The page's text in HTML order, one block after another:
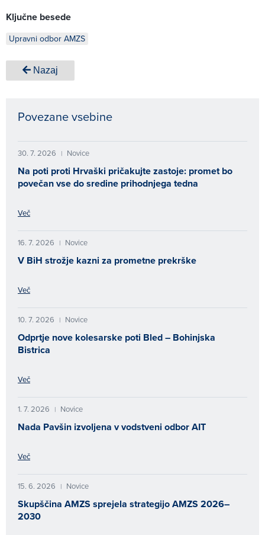
Ključne besede
Upravni odbor AMZS
Nazaj
Povezane vsebine
30. 7. 2026 | Novice
Na poti proti Hrvaški pričakujte zastoje: promet bo
povečan vse do sredine prihodnjega tedna
Več
16. 7. 2026 | Novice
V BiH strožje kazni za prometne prekrške
Več
10. 7. 2026 | Novice
Odprtje nove kolesarske poti Bled – Bohinjska
Bistrica
Več
1. 7. 2026 | Novice
Nada Pavšin izvoljena v vodstveni odbor AIT
Več
15. 6. 2026 | Novice
Skupščina AMZS sprejela strategijo AMZS 2026–
2030